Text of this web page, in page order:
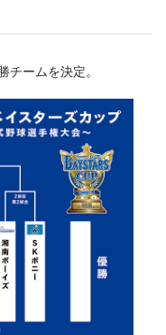
ームを決定。